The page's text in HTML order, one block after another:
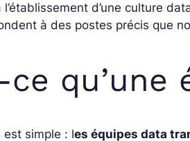
d’une culture
à des postes précis que
ce qu’une
est simple : les équipes data